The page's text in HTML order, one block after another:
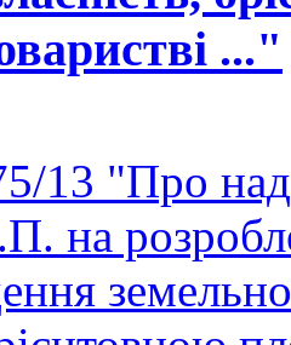
..."
13 "Про
на